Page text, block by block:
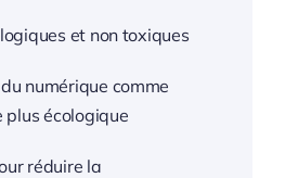
et non toxiques
numérique comme
écologique
réduire la